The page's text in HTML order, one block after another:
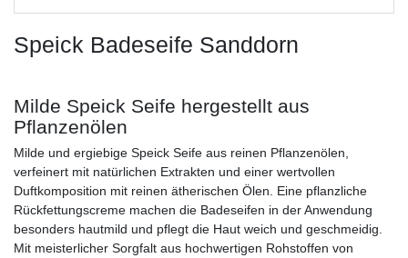
Speick Badeseife Sanddorn
Milde Speick Seife hergestellt aus
Pflanzenölen
Milde und ergiebige Speick Seife aus reinen Pflanzenölen,
verfeinert mit natürlichen Extrakten und einer wertvollen
Duftkomposition mit reinen ätherischen Ölen. Eine pflanzliche
Rückfettungscreme machen die Badeseifen in der Anwendung
besonders hautmild und pflegt die Haut weich und geschmeidig.
Mit meisterlicher Sorgfalt aus hochwertigen Rohstoffen von